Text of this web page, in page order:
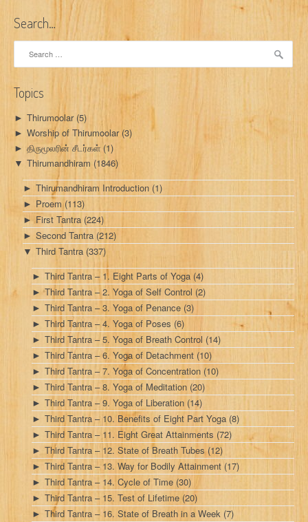
v
a
t
i
o
n
Search…
Topics
► Thirumoolar(5)
► Worship of Thirumoolar(3)
► திருமூலரின் சீடர்கள் (1)
▼ Thirumandhiram (1846)
► Thirumandhiram Introduction (1)
► Proem (113)
► First Tantra (224)
► Second Tantra (212)
▼ Third Tantra (337)
► Third Tantra – 1. Eight Parts of Yoga (4)
► Third Tantra – 2. Yoga of Self Control (2)
► Third Tantra – 3. Yoga of Penance (3)
► Third Tantra – 4. Yoga of Poses (6)
► Third Tantra – 5. Yoga of Breath Control (14)
► Third Tantra – 6. Yoga of Detachment (10)
► Third Tantra – 7. Yoga of Concentration (10)
► Third Tantra – 8. Yoga of Meditation (20)
► Third Tantra – 9. Yoga of Liberation (14)
► Third Tantra – 10. Benefits of Eight Part Yoga (8)
► Third Tantra – 11. Eight Great Attainments (72)
► Third Tantra – 12. State of Breath Tubes (12)
► Third Tantra – 13. Way for Bodily Attainment (17)
► Third Tantra – 14. Cycle of Time (30)
► Third Tantra – 15. Test of Lifetime (20)
► Third Tantra – 16. State of Breath in a Week (7)